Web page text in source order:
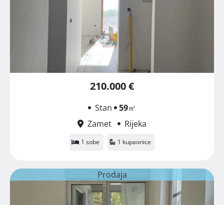
210.000 €
Stan 59㎡
Zamet
Rijeka
1 sobe 1 kupaonice
Prodaja